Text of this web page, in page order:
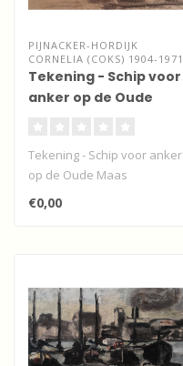
PIJNACKER-HORDIJK
CORNELIA (COKS) 1904-1971
Tekening - Schip voor
anker op de Oude
Tekening - Schip voor anker
op de Oude Maas
€0,00